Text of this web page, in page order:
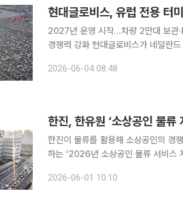
현대글로비스, 유럽 전용 터
2027년 운영 시작…차량 2만대 보관
경쟁력 강화 현대글로비스가 네덜란드 암스테르담항에 완성차 물류 전용 거점을 구축하며 유럽 자
품질점검(PDI), 내륙운송까지 통합
2026-06-04 08:48
한진, 한유원 ‘소상공인 물
한진이 물류를 활용해 소상공인의 경쟁력 강화를 지원한다. 한
하는 ‘2026년 소상공인 물류 서비스 지
부터 보관, 포장, 배송에 이르는 물류
2026-06-01 10:10